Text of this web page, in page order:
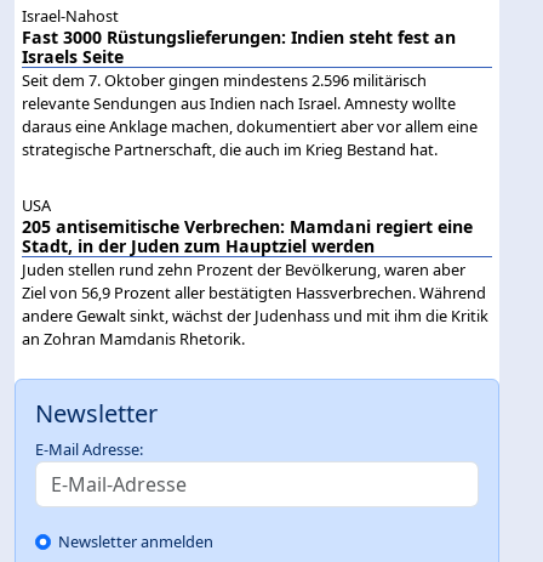
Israel-Nahost
Fast 3000 Rüstungslieferungen: Indien steht fest an
Israels Seite
Seit dem 7. Oktober gingen mindestens 2.596 militärisch
relevante Sendungen aus Indien nach Israel. Amnesty wollte
daraus eine Anklage machen, dokumentiert aber vor allem eine
strategische Partnerschaft, die auch im Krieg Bestand hat.
USA
205 antisemitische Verbrechen: Mamdani regiert eine
Stadt, in der Juden zum Hauptziel werden
Juden stellen rund zehn Prozent der Bevölkerung, waren aber
Ziel von 56,9 Prozent aller bestätigten Hassverbrechen. Während
andere Gewalt sinkt, wächst der Judenhass und mit ihm die Kritik
an Zohran Mamdanis Rhetorik.
Newsletter
E-Mail Adresse:
Newsletter anmelden